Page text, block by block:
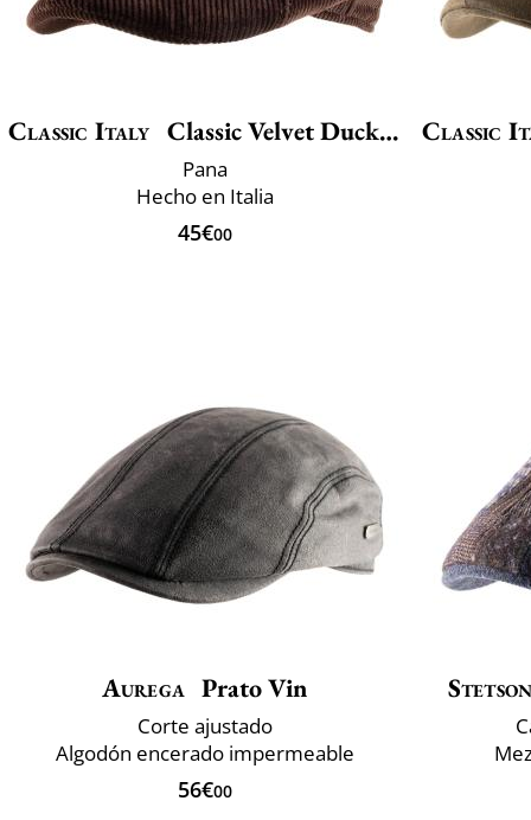
Classic Italy Classic Velvet Duckbill
Pana
Hecho en Italia
45€00
Classic
Aurega Prato Vin
Corte ajustado
Algodón encerado impermeable
56€00